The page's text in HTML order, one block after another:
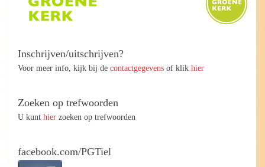
Inschrijven/uitschrijven?
Voor meer info, kijk bij de contactgegevens of klik hier
Zoeken op trefwoorden
U kunt hier zoeken op trefwoorden
facebook.com/PGTiel